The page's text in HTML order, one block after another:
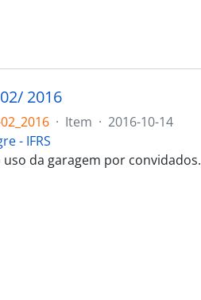
2016
· Item · 2016-10-14
- IFRS
da garagem por convidados.